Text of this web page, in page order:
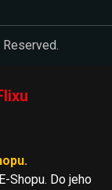
Shopu. Do jeho